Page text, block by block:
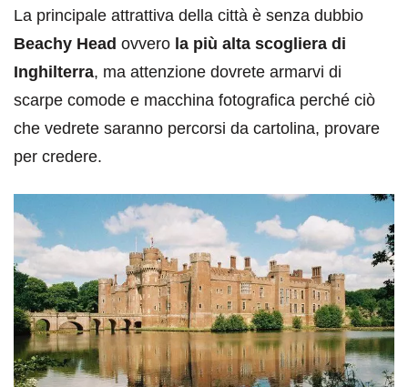
La principale attrattiva della città è senza dubbio
Beachy Head ovvero la più alta scogliera di
Inghilterra, ma attenzione dovrete armarvi di
scarpe comode e macchina fotografica perché ciò
che vedrete saranno percorsi da cartolina, provare
per credere.